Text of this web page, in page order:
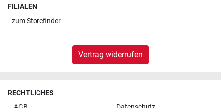
FILIALEN
zumStorefinder
Vertrag widerrufen
RECHTLICHES